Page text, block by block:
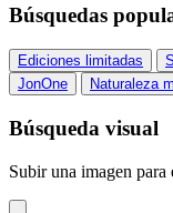
Búsquedas
Ediciones limitadas
JonOne
Naturaleza
Búsqueda visual
Subir una imagen para